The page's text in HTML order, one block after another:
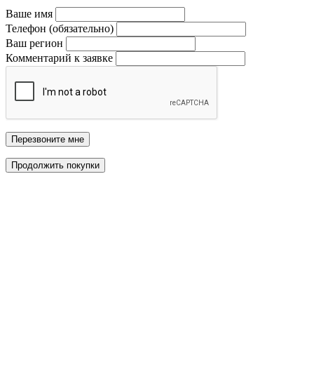
Ваше имя
Телефон (обязательно)
Ваш регион
Комментарий к заявке
Перезвоните мне
Продолжить покупки